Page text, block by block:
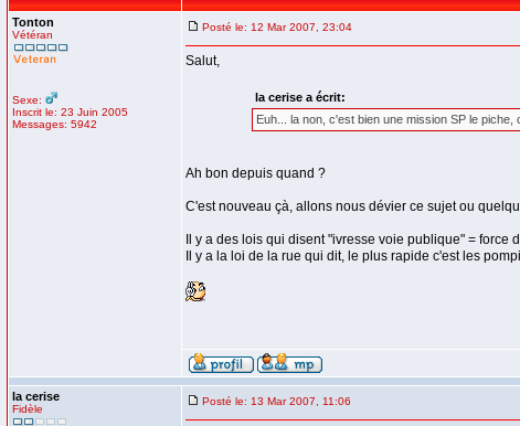
Tonton
Vétéran
Sexe:
Inscrit le: 23 Juin 2005
Messages: 5942
Posté le: 12 Mar 2007, 23:04
Salut,
la cerise a écrit:
Euh... la non, c'est bien une mission SP le
Ah bon depuis quand ?
C'est nouveau çà, allons nous dévier ce sujet ou
Il y a des lois qui disent "ivresse voie publique" = force
Il y a la loi de la rue qui dit, le plus rapide c'est les
la cerise
Fidèle
Posté le: 13 Mar 2007, 11:06